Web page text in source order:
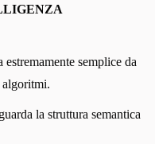
semplice da
algoritmi.
la struttura semantica